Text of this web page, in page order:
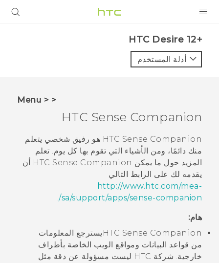
VIVE
VIVERSE
البرامج + التطبيقات
الدعم
أجهزة HTC والملحقات
HTC Desire 12+‎
أدلة المستخدم
< < Menu
HTC Sense Companion
HTC Sense Companion هو رفيق شخصي يتعلم
منك دائمًا، ومن الأشياء التي تقوم بها كل يوم. تعلم
المزيد حول ما يمكن HTC Sense Companion
أن
يقدمه لك على الرابط التالي
http://www.htc.com/mea-
sa/support/apps/sense-companion/
.
هام:
HTC Sense Companion يسترجع المعلومات
من قواعد البيانات ومواقع الويب الخاصة بأطراف
خارجية. شركة HTC ليست مسؤولة عن دقة مثل